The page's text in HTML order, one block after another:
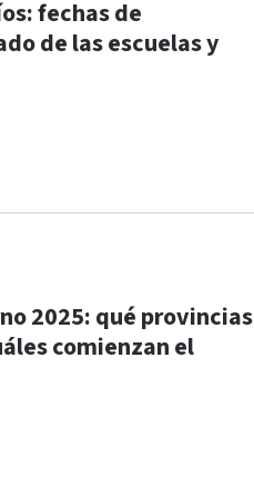
fechas de
de las escuelas y
2025: qué provincias
comienzan el